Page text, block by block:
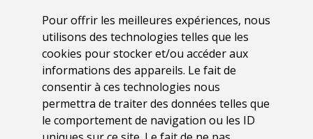
Pour offrir les meilleures expériences, nous
utilisons des technologies telles que les
cookies pour stocker et/ou accéder aux
informations des appareils. Le fait de
consentir à ces technologies nous
permettra de traiter des données telles que
le comportement de navigation ou les ID
29 mai 2026
Sensibilisation